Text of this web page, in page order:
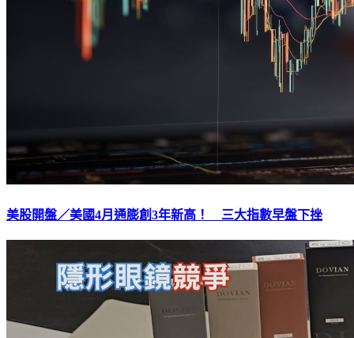
美股開盤／美國4月通膨創3年新高！ 三大指數早盤下挫